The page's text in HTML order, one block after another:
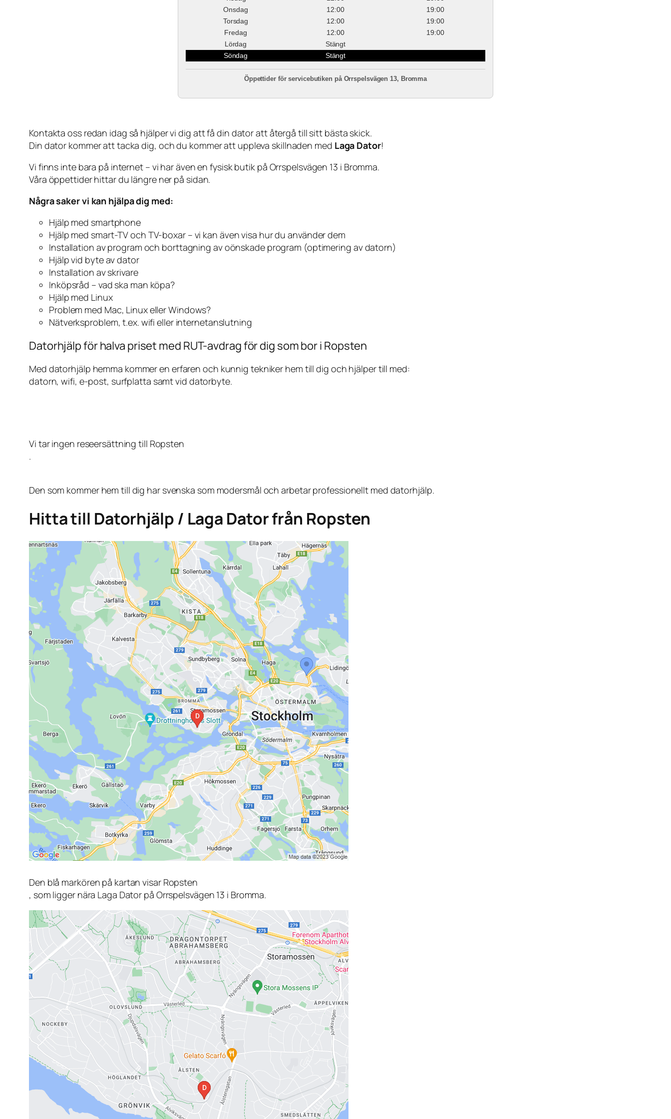
Onsdag
12:00
19:00
Torsdag
12:00
19:00
Fredag
12:00
19:00
Lördag
Stängt
Söndag
Stängt
Öppettider för servicebutiken på Orrspelsvägen 13, Bromma
Kontakta oss redan idag så hjälper vi dig att få din dator att återgå till sitt bästa skick.
Din dator kommer att tacka dig, och du kommer att uppleva skillnaden med Laga Dator!
Vi finns inte bara på internet – vi har även en fysisk butik på Orrspelsvägen 13 i Bromma.
Våra öppettider hittar du längre ner på sidan.
Några saker vi kan hjälpa dig med:
Hjälp med smartphone
Hjälp med smart-TV och TV-boxar – vi kan även visa hur du använder dem
Installation av program och borttagning av oönskade program (optimering av datorn)
Hjälp vid byte av dator
Installation av skrivare
Inköpsråd – vad ska man köpa?
Hjälp med Linux
Problem med Mac, Linux eller Windows?
Nätverksproblem, t.ex. wifi eller internetanslutning
Datorhjälp för halva priset med RUT-avdrag för dig som bor i Ropsten
Med datorhjälp hemma kommer en erfaren och kunnig tekniker hem till dig och hjälper till med:
datorn, wifi, e-post, surfplatta samt vid datorbyte.
Vi tar ingen reseersättning till Ropsten
.
Den som kommer hem till dig har svenska som modersmål och arbetar professionellt med datorhjälp.
Hitta till Datorhjälp / Laga Dator från Ropsten
Den blå markören på kartan visar Ropsten
, som ligger nära Laga Dator på Orrspelsvägen 13 i Bromma.